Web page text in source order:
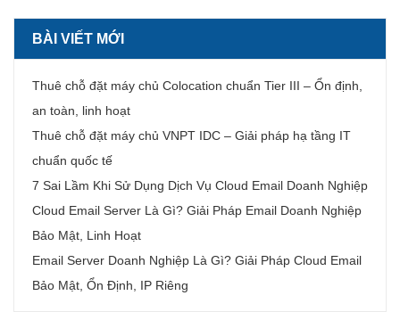
BÀI VIẾT MỚI
Thuê chỗ đặt máy chủ Colocation chuẩn Tier III – Ổn định,
an toàn, linh hoạt
Thuê chỗ đặt máy chủ VNPT IDC – Giải pháp hạ tầng IT
chuẩn quốc tế
7 Sai Lầm Khi Sử Dụng Dịch Vụ Cloud Email Doanh Nghiệp
Cloud Email Server Là Gì? Giải Pháp Email Doanh Nghiệp
Bảo Mật, Linh Hoạt
Email Server Doanh Nghiệp Là Gì? Giải Pháp Cloud Email
Bảo Mật, Ổn Định, IP Riêng